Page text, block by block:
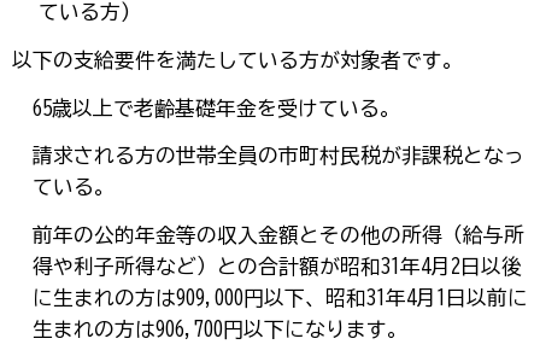
ている方)
以下の支給要件を満たしている方が対象者です。
65歳以上で老齢基礎年金を受けている。
請求される方の世帯全員の市町村民税が非課税となっ
ている。
前年の公的年金等の収入金額とその他の所得（給与所
得や利子所得など）との合計額が昭和31年4月2日以後
に生まれの方は909,000円以下、昭和31年4月1日以前に
生まれの方は906,700円以下になります。